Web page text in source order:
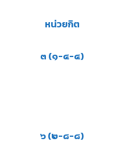
หน่วยกิต
๓ (๑-๔-๔)
๖ (๒-๘-๘)